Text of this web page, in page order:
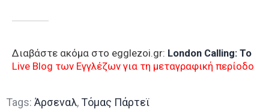
Διαβάστε ακόμα στο egglezoi.gr: London Calling: To
Live Blog των Εγγλέζων για τη μεταγραφική περίοδο
Tags: Άρσεναλ,Τόμας Πάρτεϊ